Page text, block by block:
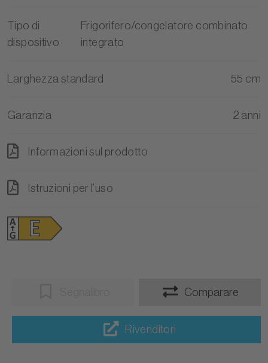
Tipo di
dispositivo
Frigorifero/congelatore combinato
integrato
Larghezza standard 55 cm
Garanzia 2 anni
Informazioni sul prodotto
Istruzioni per l’uso
Comparare
Rivenditori